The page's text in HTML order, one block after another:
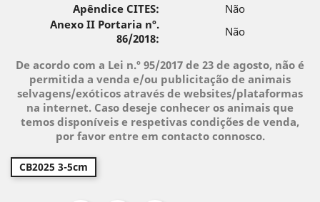
Apêndice CITES:
Não
Anexo II Portaria nº.
86/2018:
Não
De acordo com a Lei n.º 95/2017 de 23 de agosto, não é
permitida a venda e/ou publicitação de animais
selvagens/exóticos através de websites/plataformas
na internet. Caso deseje conhecer os animais que
temos disponíveis e respetivas condições de venda,
por favor entre em contacto connosco.
CB2025 3-5cm